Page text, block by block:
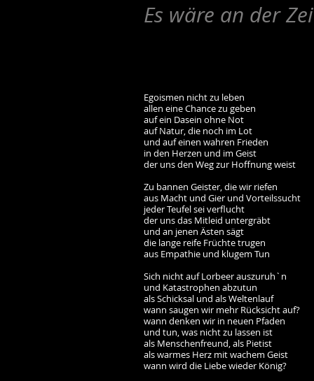
Es wäre an der
Egoismen nicht zu leben
allen eine Chance zu geben
auf ein Dasein ohne Not
auf Natur, die noch im Lot
und auf einen wahren Frieden
in den Herzen und im Geist
der uns den Weg zur Hoffnung weist
Zu bannen Geister, die wir riefen
aus Macht und Gier und Vorteilssucht
jeder Teufel sei verflucht
der uns das Mitleid untergräbt
und an jenen Ästen sägt
die lange reife Früchte trugen
aus Empathie und klugem Tun
Sich nicht auf Lorbeer auszuruh`n
und Katastrophen abzutun
als Schicksal und als Weltenlauf
wann saugen wir mehr Rücksicht auf?
wann denken wir in neuen Pfaden
und tun, was nicht zu lassen ist
als Menschenfreund, als Pietist
als warmes Herz mit wachem Geist
wann wird die Liebe wieder König?